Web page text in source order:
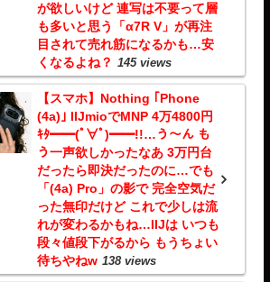
が欲しいけど 連写は不要って層
も多いと思う「α7R V」が再注
目されて売れ筋になるかも…安
くなるよね？ 145 views
【スマホ】Nothing ｢Phone
(4a)｣ IIJmioでMNP 4万4800円
ｷﾀ━━(ﾟ∀ﾟ)━━!!…う～ん も
う一声欲しかったなあ 3万円台
だったら即決だったのに…でも
「(4a) Pro」の影で 完全空気だ
った無印だけど これで少しは流
れが変わるかもね…IIJは いつも
段々値段下がるから もうちょい
待ちやねw 138 views